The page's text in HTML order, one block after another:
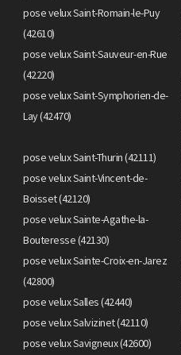
pose velux Saint-Romain-le-Puy
(42610)
pose velux Saint-Sauveur-en-Rue
(42220)
pose velux Saint-Symphorien-de-
Lay (42470)
pose velux Saint-Thurin (42111)
pose velux Saint-Vincent-de-
Boisset (42120)
pose velux Sainte-Agathe-la-
Bouteresse (42130)
pose velux Sainte-Croix-en-Jarez
(42800)
pose velux Salles (42440)
pose velux Salvizinet (42110)
pose velux Savigneux (42600)